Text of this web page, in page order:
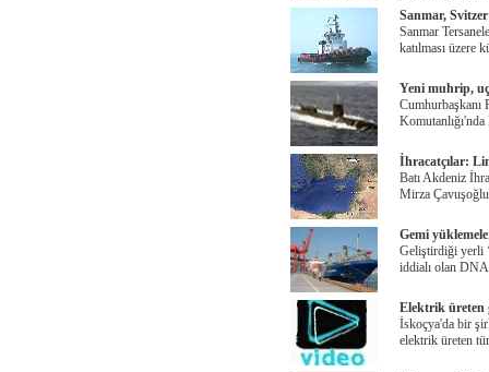
Sanmar,
Sanmar
katılması
Yeni muhrip,
Cumhurbaşkanı
İhracatçılar:
Batı Akdeniz
Mirza
Gemi
Geliştirdiği yerli
iddialı olan
Elektrik üreten
İskoçya'da bir
elektrik üreten